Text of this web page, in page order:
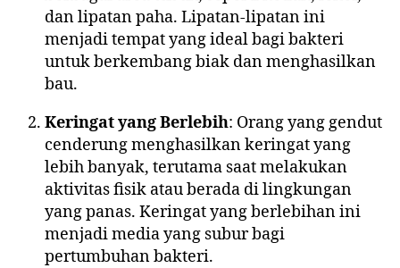
dan lipatan paha. Lipatan-lipatan ini
menjadi tempat yang ideal bagi bakteri
untuk berkembang biak dan menghasilkan
bau.
Keringat yang Berlebih: Orang yang gendut
cenderung menghasilkan keringat yang
lebih banyak, terutama saat melakukan
aktivitas fisik atau berada di lingkungan
yang panas. Keringat yang berlebihan ini
menjadi media yang subur bagi
pertumbuhan bakteri.